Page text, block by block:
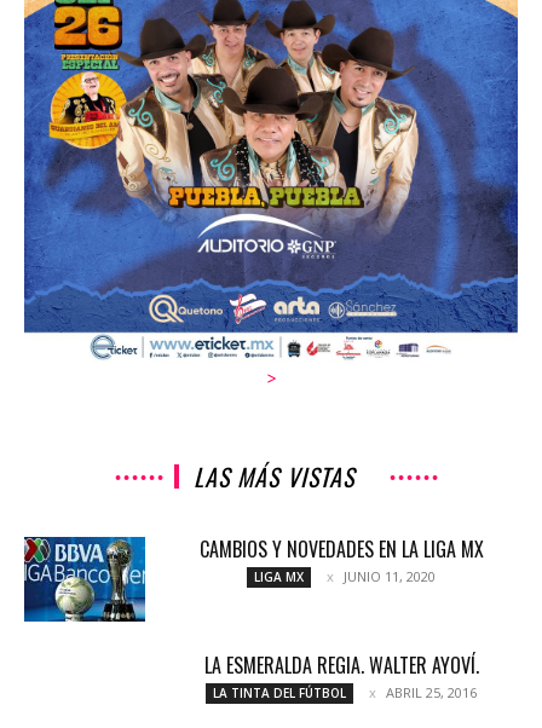
>
LAS MÁS VISTAS
CAMBIOS Y NOVEDADES EN LA LIGA MX
LIGA MX JUNIO 11, 2020
LA ESMERALDA REGIA. WALTER AYOVÍ.
LA TINTA DEL FÚTBOL ABRIL 25, 2016